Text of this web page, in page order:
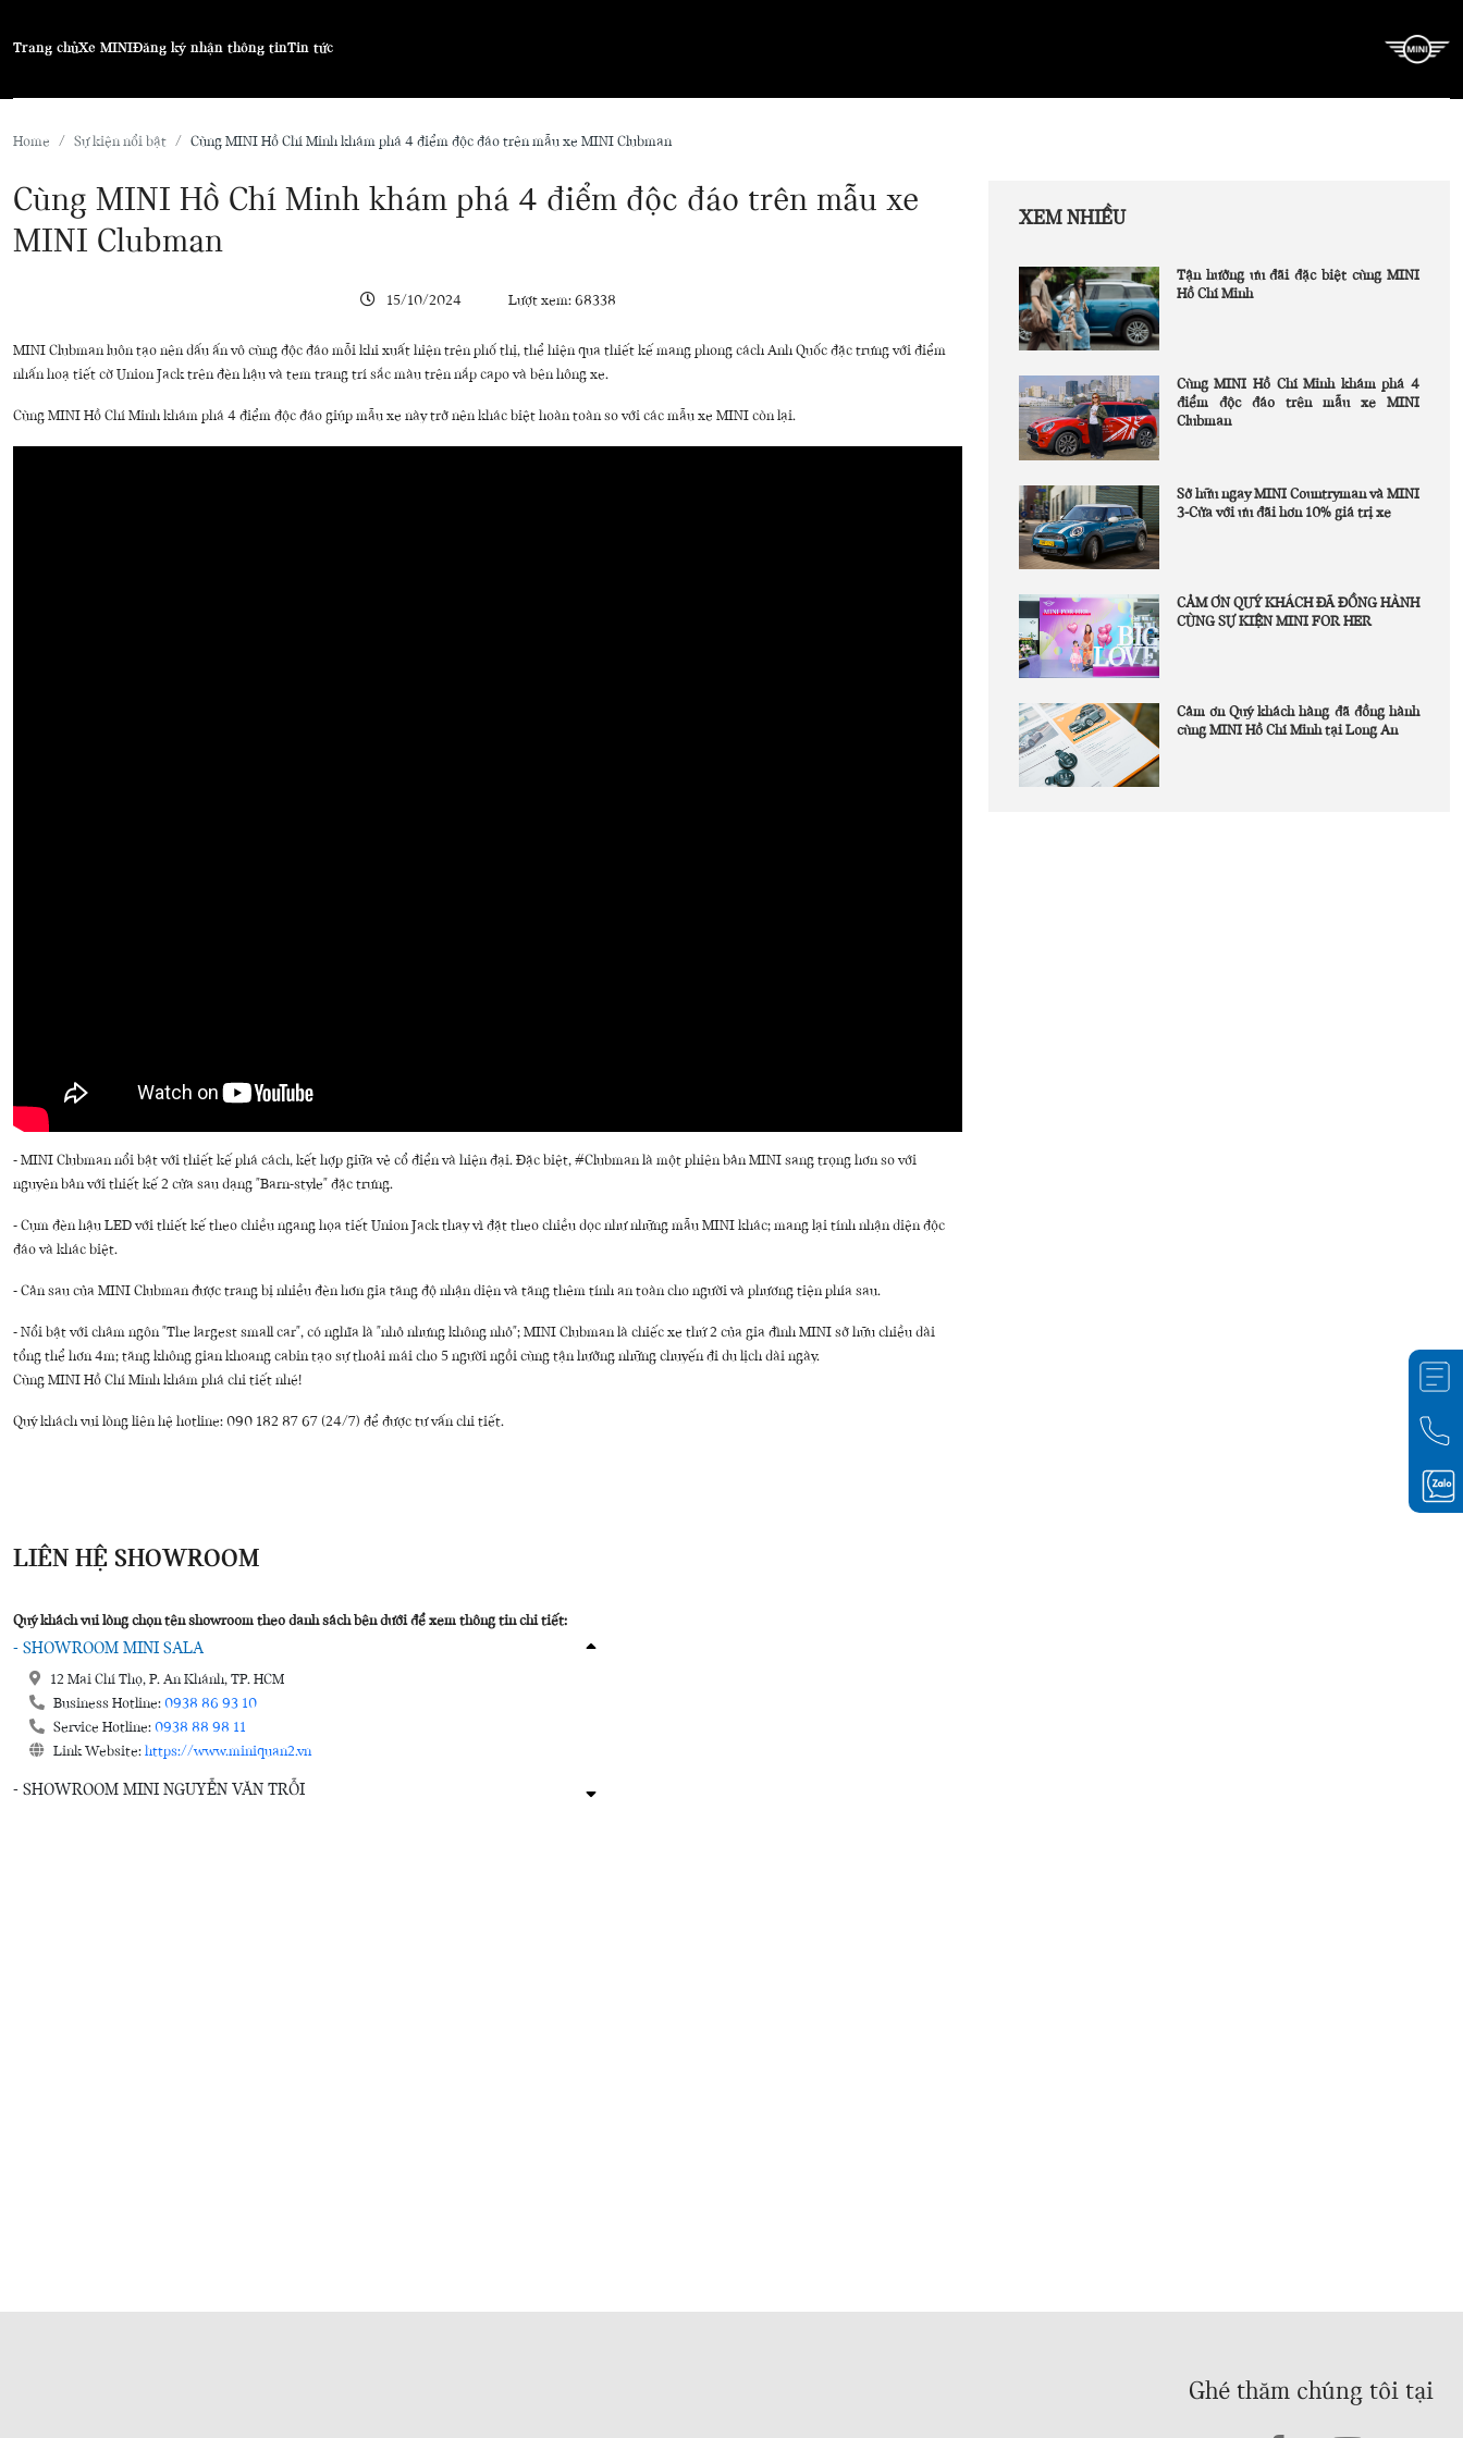
Trang chủXe MINIĐăng ký nhận thông tinTin tức
Home Sự kiện nổi bật Cùng MINI Hồ Chí Minh khám phá 4 điểm độc đáo trên mẫu xe MINI Clubman
Cùng MINI Hồ Chí Minh khám phá 4 điểm độc đáo trên mẫu xe
MINI Clubman
15/10/2024 Lượt xem: 68338
MINI Clubman luôn tạo nên dấu ấn vô cùng độc đáo mỗi khi xuất hiện trên phố thị, thể hiện qua thiết kế mang phong cách Anh Quốc đặc trưng với điểm
nhấn hoạ tiết cờ Union Jack trên đèn hậu và tem trang trí sắc màu trên nắp capo và bên hông xe.
Cùng MINI Hồ Chí Minh khám phá 4 điểm độc đáo giúp mẫu xe này trở nên khác biệt hoàn toàn so với các mẫu xe MINI còn lại.
- MINI Clubman nổi bật với thiết kế phá cách, kết hợp giữa vẻ cổ điển và hiện đại. Đặc biệt, #Clubman là một phiên bản MINI sang trọng hơn so với
nguyên bản với thiết kế 2 cửa sau dạng "Barn-style" đặc trưng.
- Cụm đèn hậu LED với thiết kế theo chiều ngang họa tiết Union Jack thay vì đặt theo chiều dọc như những mẫu MINI khác; mang lại tính nhận diện độc
đáo và khác biệt.
- Cản sau của MINI Clubman được trang bị nhiều đèn hơn gia tăng độ nhận diện và tăng thêm tính an toàn cho người và phương tiện phía sau.
- Nổi bật với châm ngôn "The largest small car", có nghĩa là "nhỏ nhưng không nhỏ"; MINI Clubman là chiếc xe thứ 2 của gia đình MINI sở hữu chiều dài
tổng thể hơn 4m; tăng không gian khoang cabin tạo sự thoải mái cho 5 người ngồi cùng tận hưởng những chuyến đi du lịch dài ngày.
Cùng MINI Hồ Chí Minh khám phá chi tiết nhé!
Quý khách vui lòng liên hệ hotline: 090 182 87 67 (24/7) để được tư vấn chi tiết.
XEM NHIỀU
Tận hưởng ưu đãi đặc biệt cùng MINI
Hồ Chí Minh
Cùng MINI Hồ Chí Minh khám phá 4
điểm độc đáo trên mẫu xe MINI
Clubman
Sở hữu ngay MINI Countryman và MINI
3-Cửa với ưu đãi hơn 10% giá trị xe
CẢM ƠN QUÝ KHÁCH ĐÃ ĐỒNG HÀNH
CÙNG SỰ KIỆN MINI FOR HER
Cảm ơn Quý khách hàng đã đồng hành
cùng MINI Hồ Chí Minh tại Long An
LIÊN HỆ SHOWROOM
Quý khách vui lòng chọn tên showroom theo danh sách bên dưới để xem thông tin chi tiết:
- SHOWROOM MINI SALA
12 Mai Chí Thọ, P. An Khánh, TP. HCM
Business Hotline: 0938 86 93 10
Service Hotline: 0938 88 98 11
Link Website: https://www.miniquan2.vn
- SHOWROOM MINI NGUYỄN VĂN TRỖI
Ghé thăm chúng tôi tại